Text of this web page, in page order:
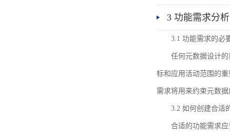
3 功能需求分析
3.1 功能需求的必
任何元数据设计
标和应用活动范围的
需求将用来约束元数
3.2 如何创建合适
合适的功能需求